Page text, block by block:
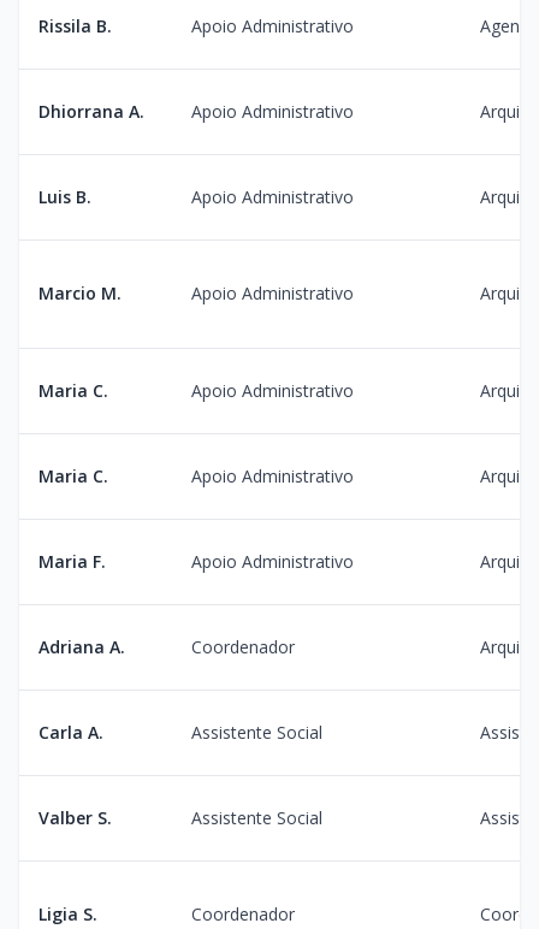
Rissila B. Apoio Administrativo
Dhiorrana A. Apoio Administrativo
Luis B. Apoio Administrativo
Marcio M. Apoio Administrativo
Maria C. Apoio Administrativo
Maria C. Apoio Administrativo
Maria F. Apoio Administrativo
Adriana A. Coordenador
Carla A. Assistente Social
Valber S. Assistente Social
Ligia S. Coordenador